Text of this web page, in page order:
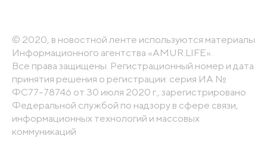
© 2020, в новостной ленте используются материалы
Информационного агентства «AMUR.LIFE».
Все права защищены. Регистрационный номер и дата
принятия решения о регистрации: серия ИА №
ФС77-78746 от 30 июля 2020 г., зарегистрировано
Федеральной службой по надзору в сфере связи,
информационных технологий и массовых
коммуникаций